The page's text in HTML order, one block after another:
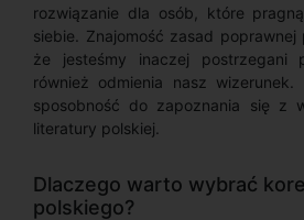
rozwiązanie dla osób, które
siebie. Znajomość zasad poprawnej
że jesteśmy inaczej postrzegani
również odmienia nasz wizerunek.
sposobność do zapoznania się z
literatury polskiej.
Dlaczego warto wybrać
polskiego?